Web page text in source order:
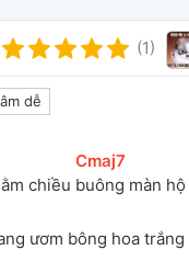
(1)
dễ
chiều
[
Cmaj7
buông màn hộ
ươm bông hoa trắng